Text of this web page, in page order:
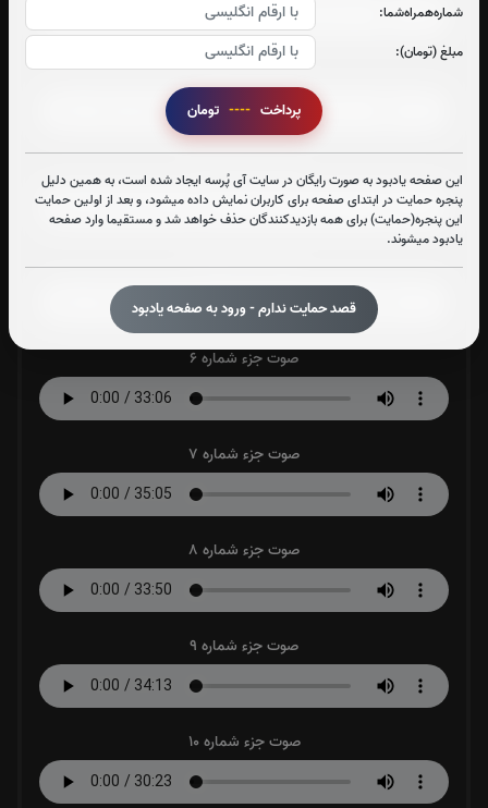
شماره‌همراه‌شما:
مبلغ (تومان):
پرداخت ----
این صفحه یادبود به صورت رایگان در سایت آی پُرسه ایجاد شده است، به همین دلیل
پنجره حمایت در ابتدای صفحه برای کاربران نمایش داده میشود، و بعد از اولین حمایت
این پنجره(حمایت) برای همه بازدیدکنندگان حذف خواهد شد و مستقیما وارد صفحه
یادبود میشوند.
قصد حمایت ندارم - ورود به صفحه یادبود
صوت جزء شماره 3
صوت جزء شماره 5
صوت جزء شماره 6
صوت جزء شماره 7
صوت جزء شماره 8
صوت جزء شماره 9
صوت جزء شماره 10